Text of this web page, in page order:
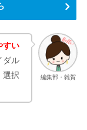
編集部・雑賀
すい
ダル
選択